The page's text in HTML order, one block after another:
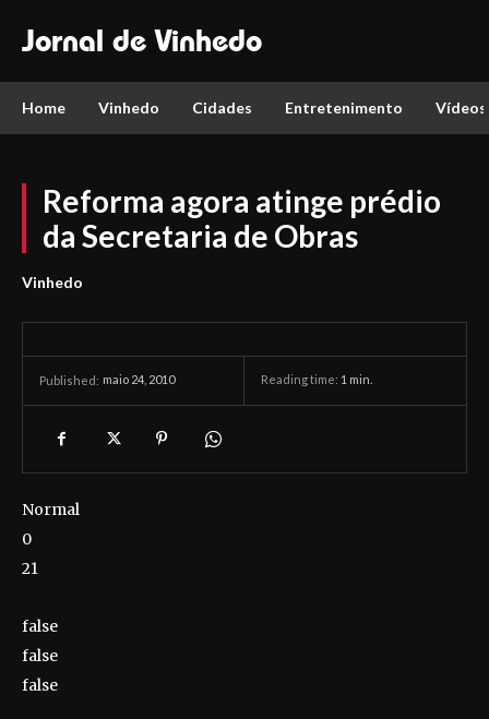
Jornal de Vinhedo
Home Vinhedo Cidades Entretenimento Vídeos
Reforma agora atinge prédio
da Secretaria de Obras
Vinhedo
Published: maio 24, 2010 Reading time: 1 min.
Normal
0
21
false
false
false